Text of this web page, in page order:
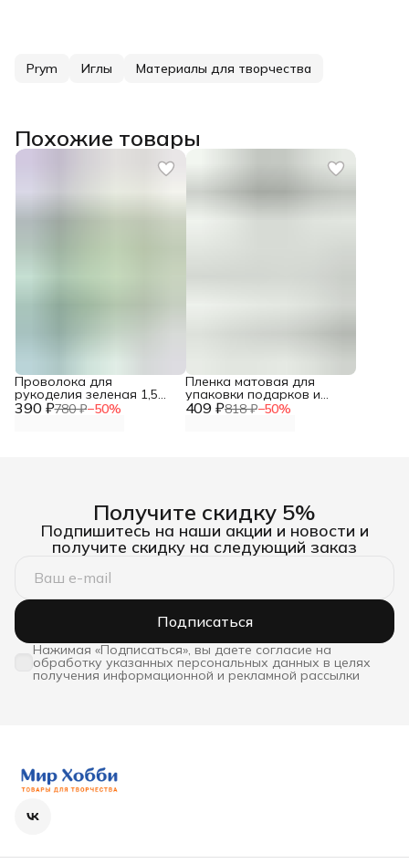
Prym Иглы Материалы для творчества
Похожие товары
390 ₽780 ₽−50%
Проволока для
рукоделия зеленая 1,5
мм*10 м Astra&Craft 409 ₽818 ₽−50%
Пленка матовая для
упаковки подарков и
цветочных букетов, 70
Получите скидку 5%
Подпишитесь на наши акции и новости и
получите скидку на следующий заказ
Подписаться
Нажимая «Подписаться», вы даете согласие на
обработку указанных персональных данных в целях
получения информационной и рекламной рассылки